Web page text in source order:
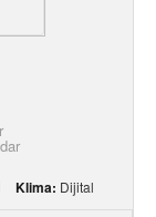
Klima: Dijital